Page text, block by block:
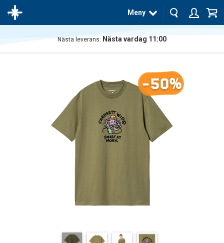
Meny
Nästa leverans: Nästa vardag 11:00
-50%